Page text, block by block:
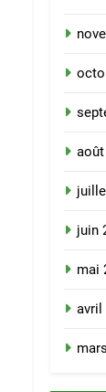
juin
mai
avril